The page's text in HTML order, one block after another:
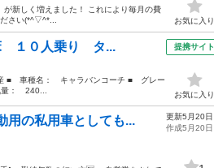
新しく増えました！ これにより毎月の費
さい(*^▽^*...
お気に入り
１０人乗り タ...
■ 車種名： キャラバンコーチ ■ グレー
： 240...
提携サイト
お気に入り
用の私用車としても...
更新5月20日
作成5月20日